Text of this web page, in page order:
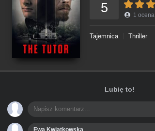
5 1 ocena
Tajemnica Thriller
Lubię to!